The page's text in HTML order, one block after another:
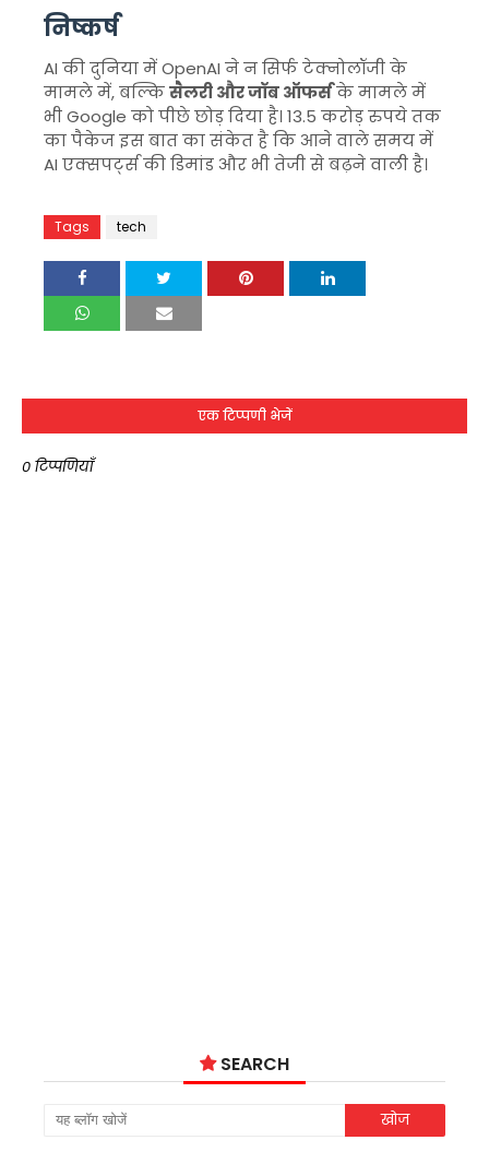
निष्कर्ष
AI की दुनिया में OpenAI ने न सिर्फ टेक्नोलॉजी के
मामले में, बल्किसैलरी और जॉब ऑफर्सके मामले में
भी Google को पीछे छोड़ दिया है। 13.5 करोड़ रुपये तक
का पैकेज इस बात का संकेत है कि आने वाले समय में
AI एक्सपर्ट्स की डिमांड और भी तेजी से बढ़ने वाली है।
Tags tech
एक टिप्पणी भेजें
0 टिप्पणियाँ
SEARCH